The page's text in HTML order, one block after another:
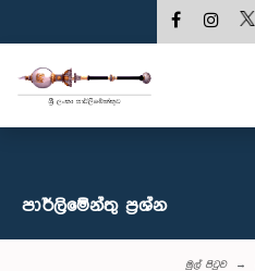
පාර්ලි‌මේන්තු‌ ප්‍රශ්න
මුල් පිටුව